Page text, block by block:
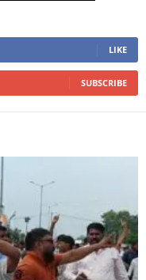
LIKE
SUBSCRIBE